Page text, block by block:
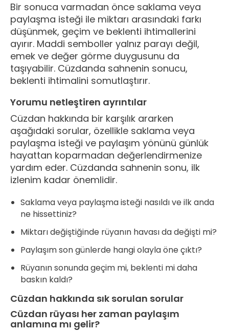
Bir sonuca varmadan önce saklama veya
paylaşma isteği ile miktarı arasındaki farkı
düşünmek, geçim ve beklenti ihtimallerini
ayırır. Maddi semboller yalnız parayı değil,
emek ve değer görme duygusunu da
taşıyabilir. Cüzdanda sahnenin sonucu,
beklenti ihtimalini somutlaştırır.
Yorumu netleştiren ayrıntılar
Cüzdan hakkında bir karşılık ararken
aşağıdaki sorular, özellikle saklama veya
paylaşma isteği ve paylaşım yönünü günlük
hayattan koparmadan değerlendirmenize
yardım eder. Cüzdanda sahnenin sonu, ilk
izlenim kadar önemlidir.
Saklama veya paylaşma isteği nasıldı ve ilk anda
ne hissettiniz?
Miktarı değiştiğinde rüyanın havası da değişti mi?
Paylaşım son günlerde hangi olayla öne çıktı?
Rüyanın sonunda geçim mi, beklenti mi daha
baskın kaldı?
Cüzdan hakkında sık sorulan sorular
Cüzdan rüyası her zaman paylaşım
anlamına mı gelir?